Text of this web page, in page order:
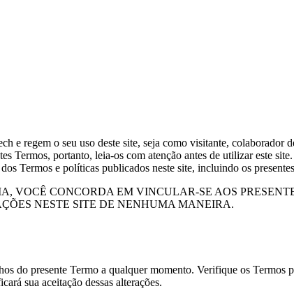
e regem o seu uso deste site, seja como visitante, colaborador
Termos, portanto, leia-os com atenção antes de utilizar este
Termos e políticas publicados neste site, incluindo os
VOCÊ CONCORDA EM VINCULAR-SE AOS
NESTE SITE DE NENHUMA MANEIRA.
do presente Termo a qualquer momento. Verifique os Termos
sua aceitação dessas alterações.